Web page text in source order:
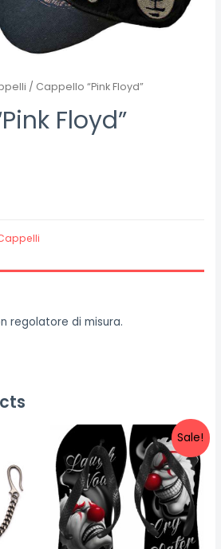
/ Cappello “Pink Floyd”
Floyd”
regolatore di misura.
Sale!